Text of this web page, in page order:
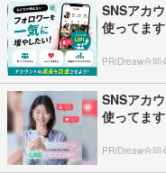
SNSアカ
使ってます
PR(Dreaw合同
SNSアカ
使ってます
PR(Dreaw合同